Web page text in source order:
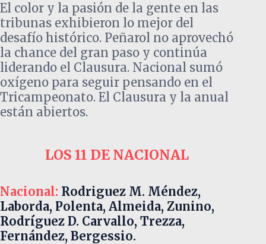
El color y la pasión de la gente en las
tribunas exhibieron lo mejor del
desafío histórico. Peñarol no aprovechó
la chance del gran paso y continúa
liderando el Clausura. Nacional sumó
oxígeno para seguir pensando en el
Tricampeonato. El Clausura y la anual
están abiertos.
LOS 11 DE NACIONAL
Nacional: Rodriguez M. Méndez,
Laborda, Polenta, Almeida, Zunino,
Rodríguez D. Carvallo, Trezza,
Fernández, Bergessio.